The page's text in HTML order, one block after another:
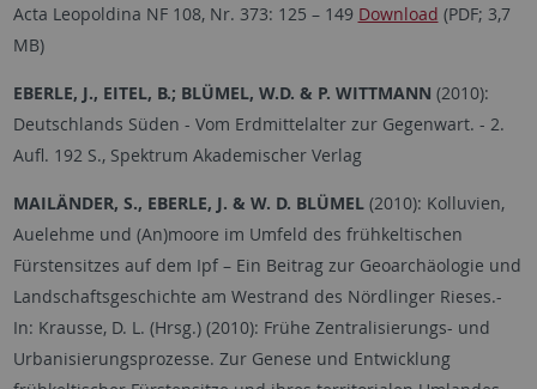
Acta Leopoldina NF 108, Nr. 373: 125 –149 Download (PDF; 3,7
MB)
EBERLE, J., EITEL, B.; BLÜMEL, W.D. & P. WITTMANN (2010):
Deutschlands Süden - Vom Erdmittelalter zur Gegenwart. - 2.
Aufl. 192 S., Spektrum Akademischer Verlag
MAILÄNDER, S., EBERLE, J. & W. D. BLÜMEL(2010): Kolluvien,
Auelehme und (An)moore im Umfeld des frühkeltischen
Fürstensitzes auf dem Ipf – Ein Beitrag zur Geoarchäologie und
Landschaftsgeschichte am Westrand des Nördlinger Rieses.-
In: Krausse, D. L. (Hrsg.) (2010): Frühe Zentralisierungs- und
Urbanisierungsprozesse. Zur Genese und Entwicklung